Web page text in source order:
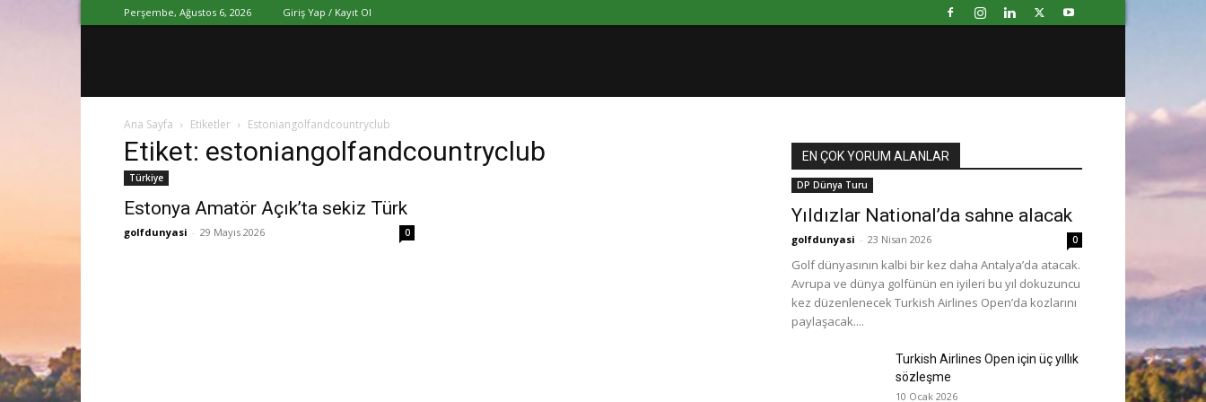
Perşembe, Ağustos 6, 2026 Giriş Yap / Kayıt Ol
Ana Sayfa Etiketler Estoniangolfandcountryclub
Etiket: estoniangolfandcountryclub
Türkiye
Estonya Amatör Açık’ta sekiz Türk
golfdunyasi - 29 Mayıs 2026 0
EN ÇOK YORUM ALANLAR
DP Dünya Turu
Yıldızlar National’da sahne alacak
golfdunyasi - 23 Nisan 2026 0
Golf dünyasının kalbi bir kez daha Antalya’da atacak.
Avrupa ve dünya golfünün en iyileri bu yıl dokuzuncu
kez düzenlenecek Turkish Airlines Open’da kozlarını
paylaşacak....
Turkish Airlines Open için üç yıllık
sözleşme
10 Ocak 2026